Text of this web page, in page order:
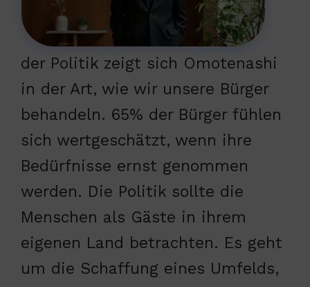
der Politik zeigt sich Omotenashi
in der Art, wie wir unsere Bürger
behandeln. 65% der Bürger fühlen
sich wertgeschätzt, wenn ihre
Bedürfnisse ernst genommen
werden. Die Politik sollte die
Menschen als Gäste in ihrem
eigenen Land betrachten. Es geht
um die Schaffung eines Umfelds,